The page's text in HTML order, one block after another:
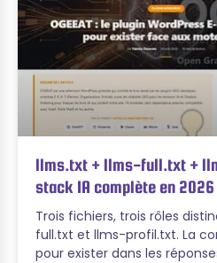
llms.txt + llms-full.txt +
stack IA complète en 2026
Trois fichiers, trois rôles
full.txt et llms-profil.txt. La
pour exister dans les